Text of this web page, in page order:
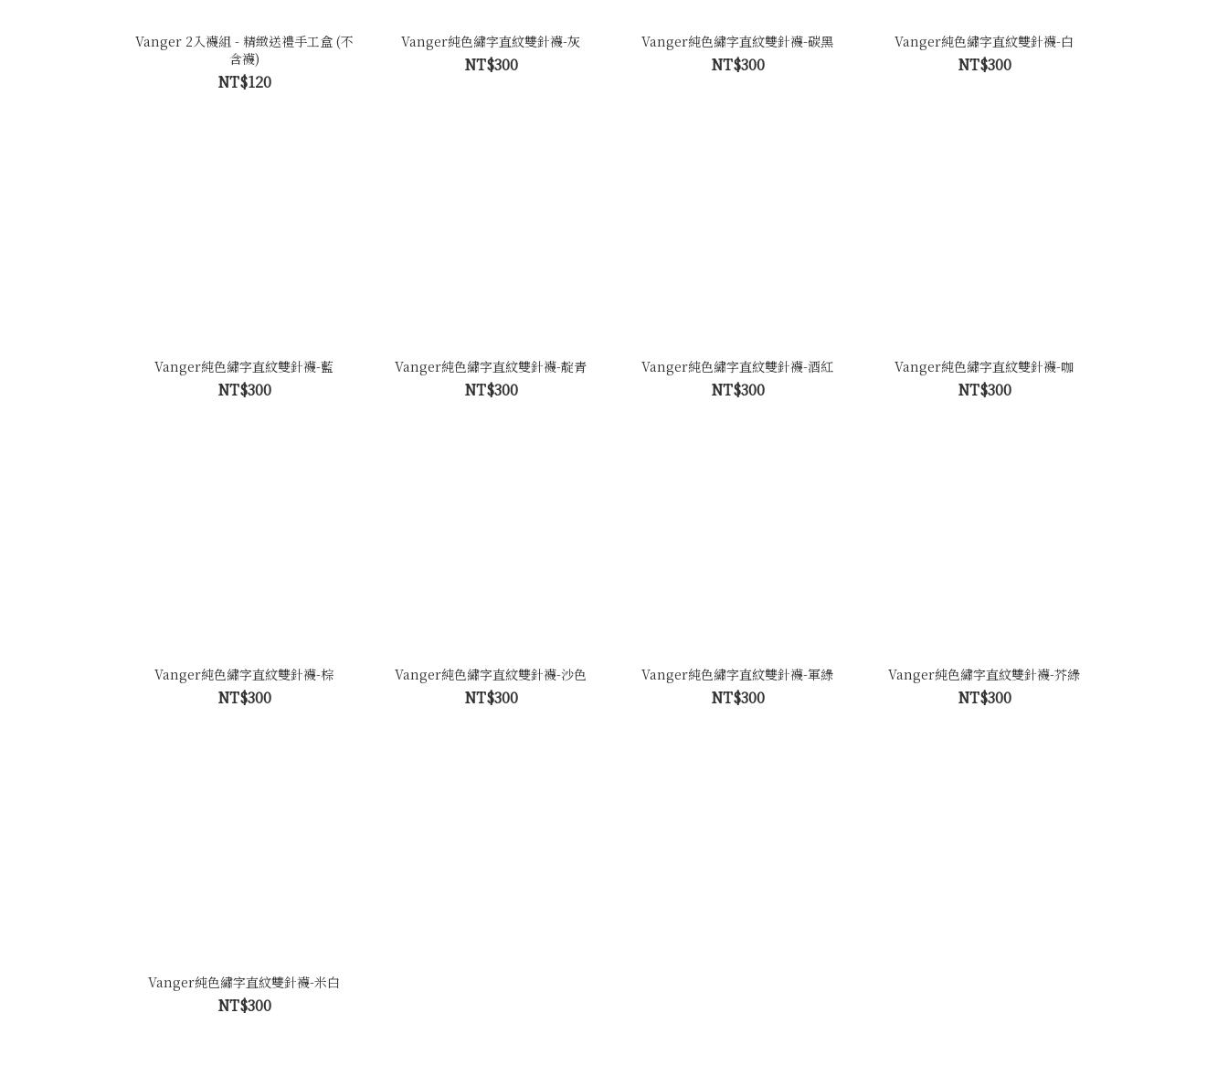
Vanger 2入襪組 - 精緻送禮手工盒 (不
含襪)
NT$120
Vanger純色繡字直紋雙針襪-灰
NT$300
Vanger純色繡字直紋雙針襪-碳黑
NT$300
Vanger純色繡字直紋雙針襪-白
NT$300
Vanger純色繡字直紋雙針襪-藍
NT$300
Vanger純色繡字直紋雙針襪-靛青
NT$300
Vanger純色繡字直紋雙針襪-酒紅
NT$300
Vanger純色繡字直紋雙針襪-咖
NT$300
Vanger純色繡字直紋雙針襪-棕
NT$300
Vanger純色繡字直紋雙針襪-沙色
NT$300
Vanger純色繡字直紋雙針襪-軍綠
NT$300
Vanger純色繡字直紋雙針襪-芥綠
NT$300
Vanger純色繡字直紋雙針襪-米白
NT$300